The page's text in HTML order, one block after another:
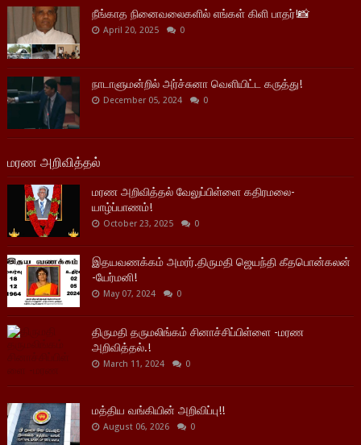
நீங்காத நினைவலைகளில் எங்கள் கிளி பாதர்!📸
April 20, 2025 0
நாடாளுமன்றில் அர்ச்சுனா வெளியிட்ட கருத்து!
December 05, 2024 0
மரண அறிவித்தல்
மரண அறிவித்தல் வேலுப்பிள்ளை கதிரமலை-
யாழ்ப்பாணம்!
October 23, 2025 0
இதயவணக்கம் அமரர்.திருமதி ஜெயந்தி கீதபொன்கலன்
-யேர்மனி!
May 07, 2024 0
திருமதி தருமலிங்கம் சினாச்சிப்பிள்ளை -மரண
அறிவித்தல்.!
March 11, 2024 0
மத்திய வங்கியின் அறிவிப்பு!!
August 06, 2026 0